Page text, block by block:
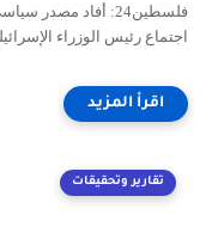
فلسطين24: أفاد
اجتماع رئيس الوزراء
تقارير وتحقيقات